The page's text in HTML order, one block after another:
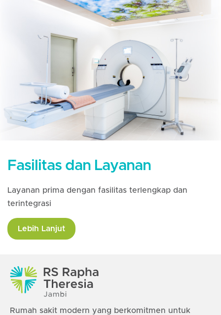
Fasilitas dan Layanan
Layanan prima dengan fasilitas terlengkap dan
terintegrasi
Lebih Lanjut
Rumah sakit modern yang berkomitmen untuk